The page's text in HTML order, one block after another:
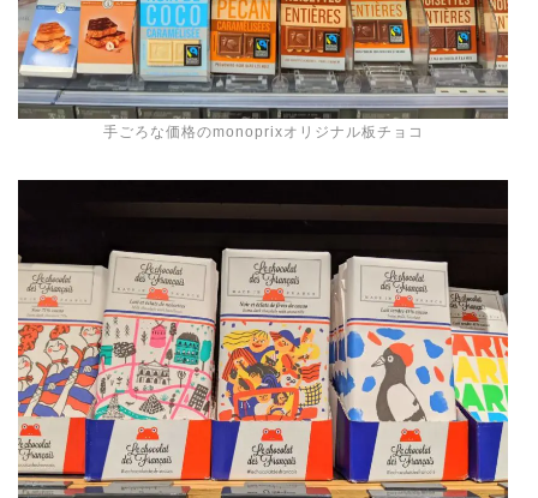
手ごろな価格のmonoprixオリジナル板チョコ